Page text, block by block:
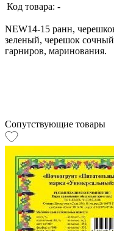
Код товара: -
NEW14-15 ранн,
зеленый, черешок
гарниров, маринования.
Сопутствующие товары